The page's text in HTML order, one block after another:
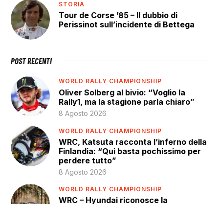
STORIA
Tour de Corse ’85 – Il dubbio di
Perissinot sull’incidente di Bettega
POST RECENTI
WORLD RALLY CHAMPIONSHIP
Oliver Solberg al bivio: “Voglio la
Rally1, ma la stagione parla chiaro”
8 Agosto 2026
WORLD RALLY CHAMPIONSHIP
WRC, Katsuta racconta l’inferno della
Finlandia: “Qui basta pochissimo per
perdere tutto”
8 Agosto 2026
WORLD RALLY CHAMPIONSHIP
WRC – Hyundai riconosce la